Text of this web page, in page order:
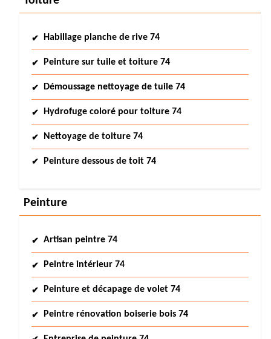
Habillage planche de rive 74
Peinture sur tuile et toiture 74
Démoussage nettoyage de tuile 74
Hydrofuge coloré pour toiture 74
Nettoyage de toiture 74
Peinture dessous de toit 74
Peinture
Artisan peintre 74
Peintre intérieur 74
Peinture et décapage de volet 74
Peintre rénovation boiserie bois 74